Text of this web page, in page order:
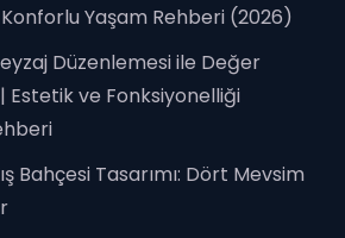
Konforlu Yaşam Rehberi (2026)
Düzenlemesi ile Değer
Estetik ve Fonksiyonelliği
Bahçesi Tasarımı: Dört Mevsim